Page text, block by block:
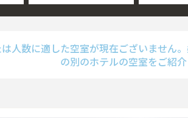
人数に適した空室が現在ございません
の別のホテルの空室をご紹